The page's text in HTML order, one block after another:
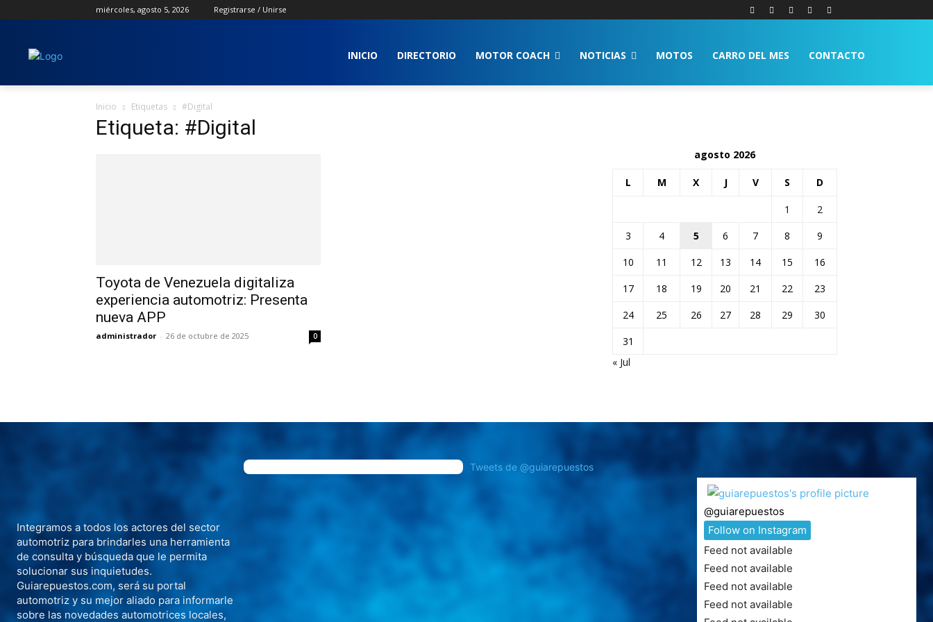
miércoles, agosto 5, 2026 Registrarse / Unirse
INICIO DIRECTORIO MOTOR COACH NOTICIAS MOTOS CARRO DEL MES CONTACTO
Inicio Etiquetas #Digital
Etiqueta: #Digital
Toyota de Venezuela digitaliza
experiencia automotriz: Presenta
nueva APP
administrador - 26 de octubre de 2025 0
agosto 2026
L M X J V S D
1
2
3
4 5 6 7 8
9
10
11 12 13 14 15
16
17
18 19 20 21 22
23
24
25 26 27 28 29
30
31
« Jul
Integramos a todos los actores del sector
automotriz para brindarles una herramienta
de consulta y búsqueda que le permita
solucionar sus inquietudes.
Guiarepuestos.com, será su portal
automotriz y su mejor aliado para informarle
sobre las novedades automotrices locales,
Tweets de @guiarepuestos
@guiarepuestos
Follow on Instagram
Feed not available
Feed not available
Feed not available
Feed not available